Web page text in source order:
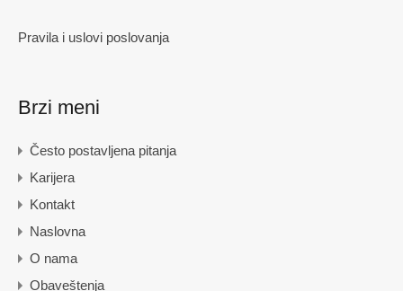
Pravila i uslovi poslovanja
Brzi meni
Često postavljena pitanja
Karijera
Kontakt
Naslovna
O nama
Obaveštenja